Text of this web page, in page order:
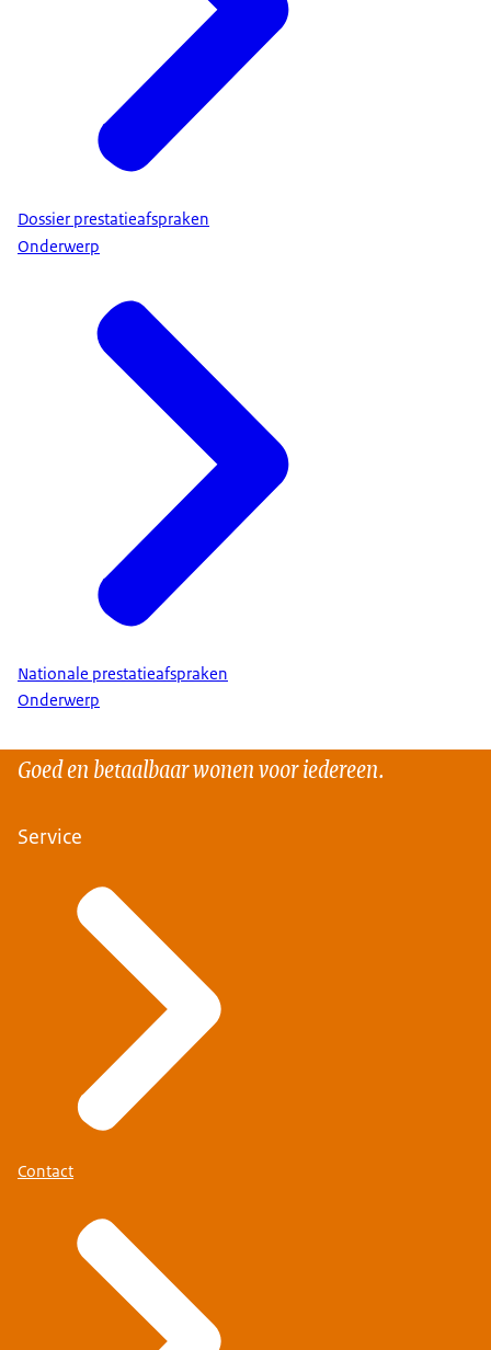
Dossier prestatieafspraken
Onderwerp
Nationale prestatieafspraken
Onderwerp
Goed en betaalbaar wonen voor iedereen.
Service
Contact